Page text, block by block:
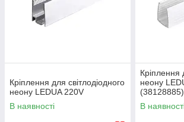
Кріплення для світлодіодного
неону LEDUA 220V
В наявності
Кріплення
неону
(38128885)
В